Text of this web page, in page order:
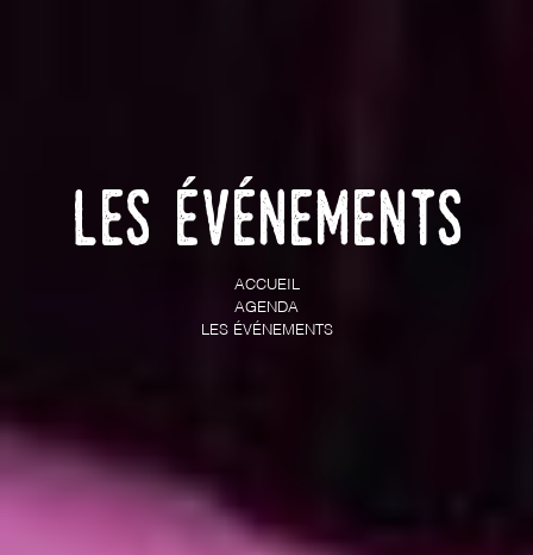
Les événements
ACCUEIL
AGENDA
LES ÉVÉNEMENTS